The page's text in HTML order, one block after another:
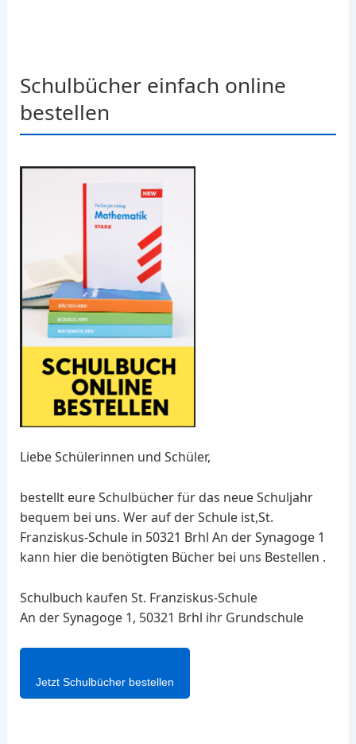
Schulbücher einfach online
bestellen
Liebe Schülerinnen und Schüler,
bestellt eure Schulbücher für das neue Schuljahr
bequem bei uns. Wer auf der Schule ist,St.
Franziskus-Schule in 50321 Brhl An der Synagoge 1
kann hier die benötigten Bücher bei uns Bestellen .
Schulbuch kaufen St. Franziskus-Schule
An der Synagoge 1, 50321 Brhl ihr Grundschule
Jetzt Schulbücher bestellen